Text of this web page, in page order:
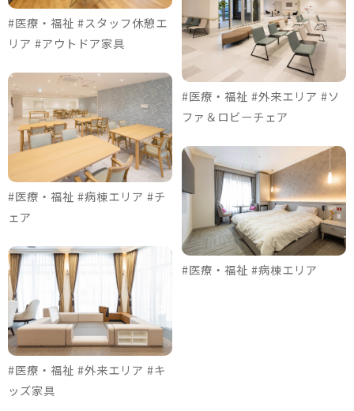
#医療・福祉 #スタッフ休憩エ
リア #アウトドア家具
#医療・福祉 #病棟エリア #チ
ェア
#医療・福祉 #外来エリア #キ
ッズ家具
#医療・福祉 #外来エリア #ソ
ファ＆ロビーチェア
#医療・福祉 #病棟エリア